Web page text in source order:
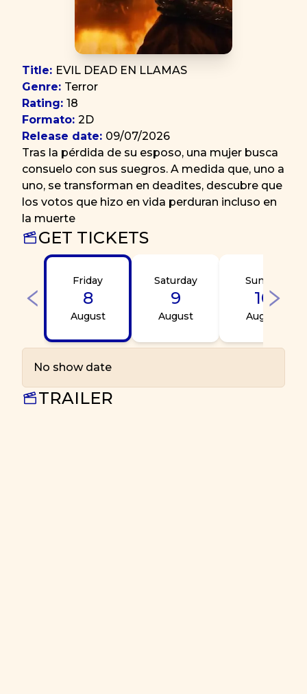
Title: EVIL DEAD EN LLAMAS
Genre: Terror
Rating: 18
Formato: 2D
Release date: 09/07/2026
Tras la pérdida de su esposo, una mujer busca
consuelo con sus suegros. A medida que, uno a
uno, se transforman en deadites, descubre que
los votos que hizo en vida perduran incluso en
la muerte
GET TICKETS
Friday
8
August
Saturday
9
August
Sunday
10
August
No show date
TRAILER